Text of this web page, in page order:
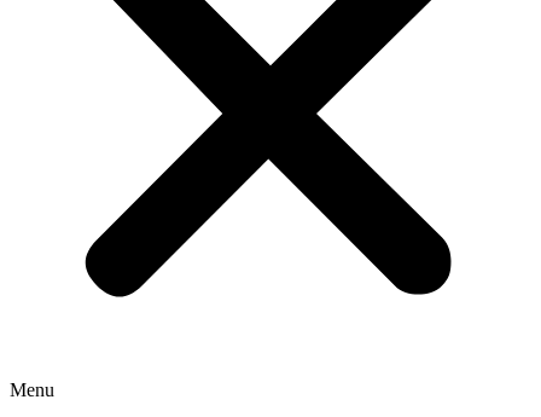
Menu